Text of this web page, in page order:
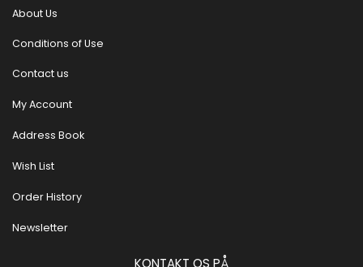
About Us
Conditions of Use
Contact us
My Account
Address Book
Wish List
Order History
Newsletter
KONTAKT OS PÅ